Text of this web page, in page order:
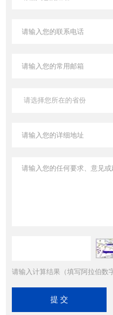
请输入计算结果（填写阿拉伯数